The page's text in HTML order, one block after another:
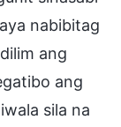
nabibitag
ang
ang
sila na